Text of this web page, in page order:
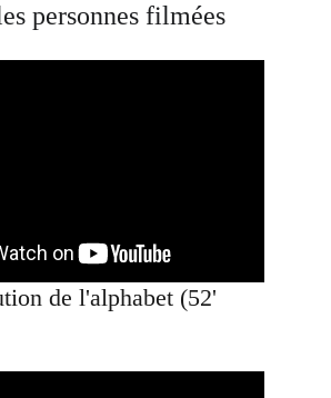
personnes filmées
de l'alphabet (52'